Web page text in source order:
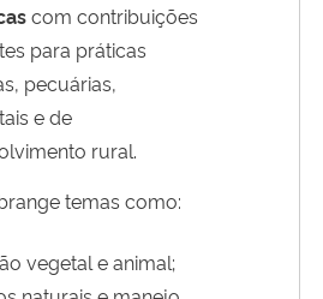
com contribuições
para práticas
pecuárias,
e de
rural.
temas como:
vegetal e animal;